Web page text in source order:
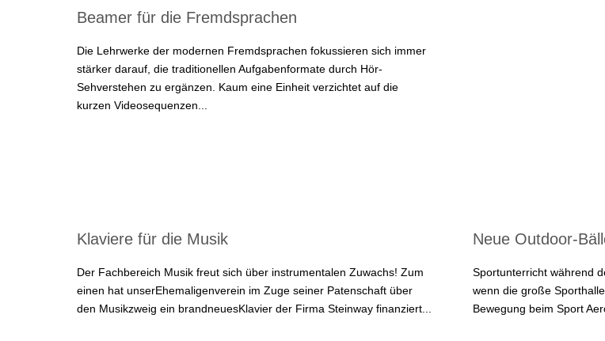
Beamer für die Fremdsprachen
Die Lehrwerke der modernen Fremdsprachen fokussieren sich immer
stärker darauf, die traditionellen Aufgabenformate durch Hör-
Sehverstehen zu ergänzen. Kaum eine Einheit verzichtet auf die
kurzen Videosequenzen...
Klaviere für die Musik
Der Fachbereich Musik freut sich über instrumentalen Zuwachs! Zum
einen hat unserEhemaligenverein im Zuge seiner Patenschaft über
den Musikzweig ein brandneuesKlavier der Firma Steinway finanziert...
Neue Outdoor-
Sportunterricht während
wenn die große
Bewegung beim Sport